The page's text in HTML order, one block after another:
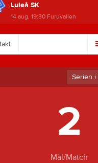
Luleå SK
14 aug, 19:30 Furuvallen
Serien
2
Mål/Match